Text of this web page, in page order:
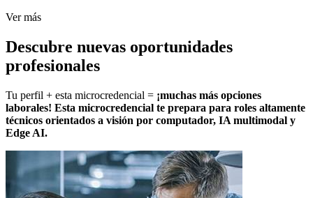
Ver más
Descubre nuevas oportunidades
profesionales
Tu perfil + esta microcredencial = ¡muchas más opciones
laborales! Esta microcredencial te prepara para roles altamente
técnicos orientados a visión por computador, IA multimodal y
Edge AI.